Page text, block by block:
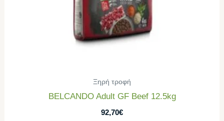
Ξηρή τροφή
BELCANDO Adult GF Beef 12.5kg
92,70€